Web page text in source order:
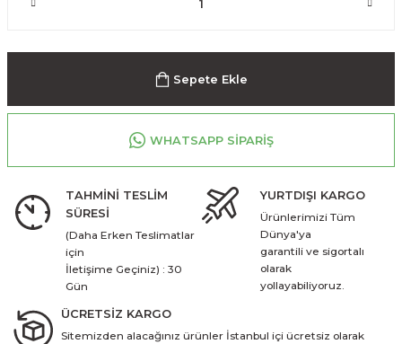
Sepete Ekle
WHATSAPP SİPARİŞ
TAHMİNİ TESLİM
SÜRESİ
(Daha Erken Teslimatlar
için
İletişime Geçiniz) : 30
Gün
YURTDIŞI KARGO
Ürünlerimizi Tüm
Dünya'ya
garantili ve sigortalı
olarak
yollayabiliyoruz.
ÜCRETSİZ KARGO
Sitemizden alacağınız ürünler İstanbul içi ücretsiz olarak